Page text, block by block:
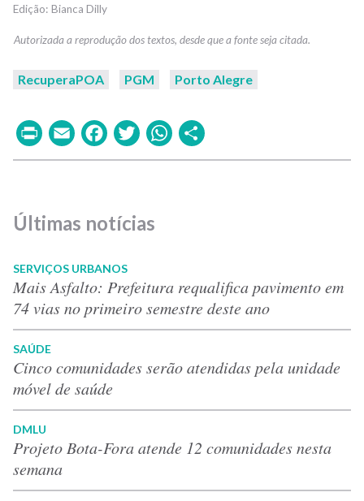
Bianca Dilly
RecuperaPOA PGM Porto Alegre
PrintEmailFacebook
TwitterWhatsApp
Últimas notícias
SERVIÇOS URBANOS
Mais Asfalto: Prefeitura requalifica pavimento em
74 vias no primeiro semestre deste ano
SAÚDE
Cinco comunidades serão atendidas pela unidade
móvel de saúde
DMLU
Projeto Bota-Fora atende 12 comunidades nesta
semana